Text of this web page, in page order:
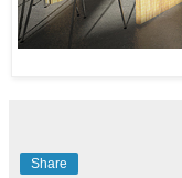
Share